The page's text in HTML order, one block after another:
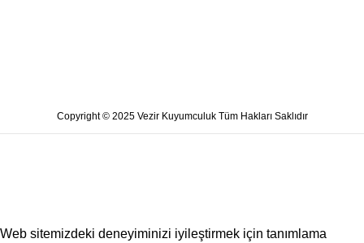
Copyright © 2025 Vezir Kuyumculuk Tüm Hakları Saklıdır
Web sitemizdeki deneyiminizi iyileştirmek için tanımlama